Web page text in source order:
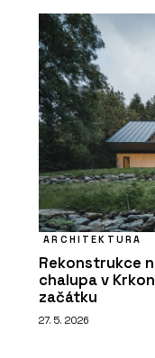
ARCHITEKTURA
Rekonstrukce
chalupa v
začátku
27. 5. 2026